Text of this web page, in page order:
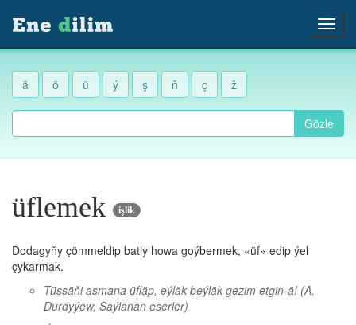
ä ö ü ý ş ň ç ž
Gözle
üflemek işlik
Dodagyňy çömmeldip batly howa goýbermek, «üf» edip ýel
çykarmak.
Tüssäňi asmana üfläp, eýläk-beýläk gezim etgin-ä! (A.
Durdyýew, Saýlanan eserler)